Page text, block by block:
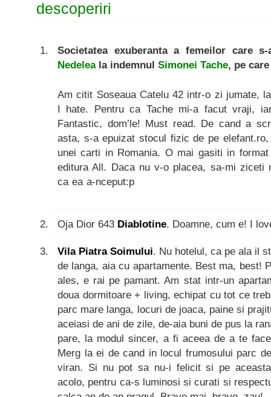
descoperiri
Societatea exuberanta a femeilor care
Nedeleala indemnul Simonei Tache, pe
Am citit Soseaua Catelu 42 intr-o zi jumate,
I hate. Pentru ca Tache mi-a facut vraji,
Fantastic, dom’le! Must read. De cand a
asta, s-a epuizat stocul fizic de pe
unei carti in Romania. O mai gasiti in
editura All. Daca nu v-o placea, sa-mi ziceti
ca ea a-nceput:p
Oja Dior 643 Diablotine. Doamne, cum e! I
Vila Piatra Soimului. Nu hotelul, ca pe ala il
de langa, aia cu apartamente. Best ma, best!
ales, e rai pe pamant. Am stat intr-un
doua dormitoare + living, echipat cu tot ce
parc mare langa, locuri de joaca, paine si
aceiasi de ani de zile, de-aia buni de pus la
pare, la modul sincer, a fi aceea de a te
Merg la ei de cand in locul frumosului parc
viran. Si nu pot sa nu-i felicit si pe
acolo, pentru ca-s luminosi si curati si